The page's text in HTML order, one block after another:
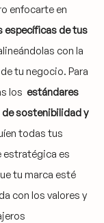
enfocarte en
específicas de tus
con la
tu negocio. Para
los estándares
de sostenibilidad y
todas tus
estratégica es
tu marca esté
con los valores y